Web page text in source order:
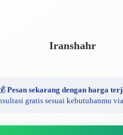
Iranshahr
Pesan sekarang dengan harga
gratis sesuai kebutuhanmu